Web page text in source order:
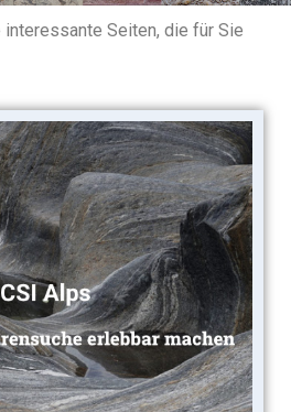
N
Seiten, die für Sie